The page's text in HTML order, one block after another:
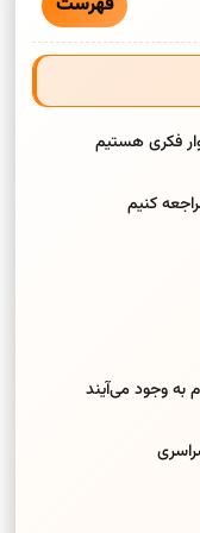
فکری هستیم
کنیم
به وجود می‌آیند